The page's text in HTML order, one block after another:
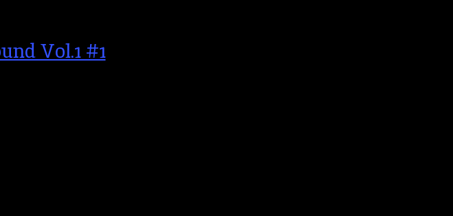
Vol.1 #1